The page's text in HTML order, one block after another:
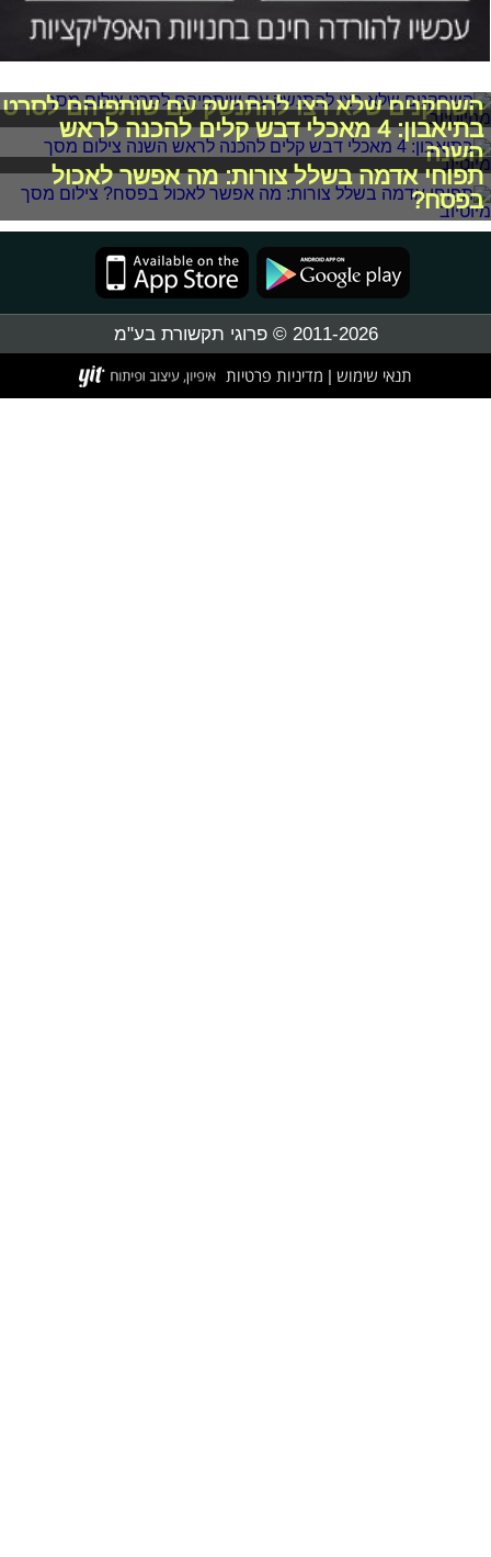
השחקנים שלא רצו להתנשק עם שותפיהם לסרט
בתיאבון: 4 מאכלי דבש קלים להכנה לראש
השנה
תפוחי אדמה בשלל צורות: מה אפשר לאכול
בפסח?
2011-2026 © פרוגי תקשורת בע"מ
תנאי שימוש מדיניות פרטיות